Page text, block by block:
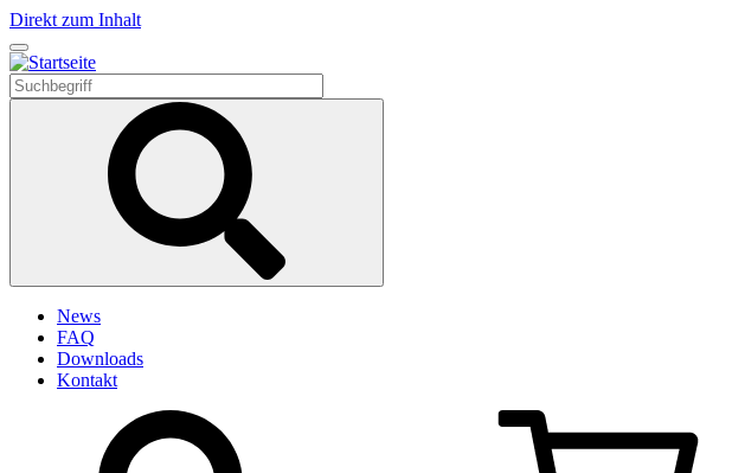
Direkt zum Inhalt
News
FAQ
Downloads
Kontakt